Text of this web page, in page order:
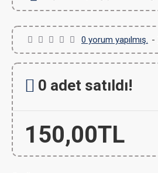
0 yorum yapılmış. -
150,00TL
0 adet satıldı!